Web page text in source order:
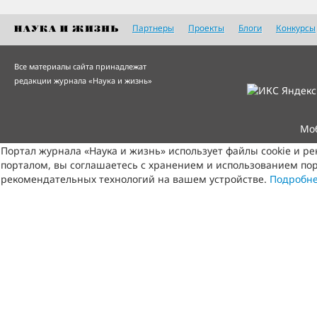
Партнеры Проекты Блоги Конкурсы
Все материалы сайта принадлежат
редакции журнала «Наука и жизнь»
Портал журнала «Наука и жизнь» использует файлы cookie и
порталом, вы соглашаетесь с хранением и использованием
рекомендательных технологий на вашем устройстве.